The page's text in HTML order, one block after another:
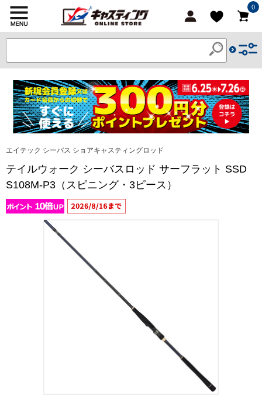
0
エイテック シーバス ショアキャスティングロッド
テイルウォーク シーバスロッド サーフラット SSD
S108M-P3（スピニング・3ピース）